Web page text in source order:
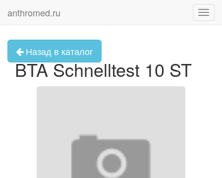
anthromed.ru
Назад в каталог
BTA Schnelltest 10 ST